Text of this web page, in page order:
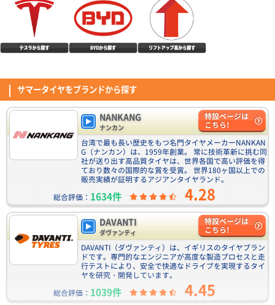
サマータイヤをブランドから探す
NANKANG
ナンカン
台湾で最も長い歴史をもつ名門タイヤメーカーNANKAN
G（ナンカン）は、1959年創業。 常に技術革新に挑む同
社が送り出す高品質タイヤは、世界各国で高い評価を得
ており数々の国際的な賞を受賞。 世界180ヶ国以上での
販売実績が証明するアジアンタイヤランド。
総合評価： 1634件 4.28
特設ページは
こちら!
DAVANTI
ダヴァンティ
DAVANTI（ダヴァンティ）は、イギリスのタイヤブラン
ドです。専門的なエンジニアが高度な製造プロセスと走
行テストにより、安全で快適なドライブを実現するタイ
ヤを研究・開発しています。
総合評価： 1039件 4.45
特設ページは
こちら!
DAVANTI ECOURA HP1 195/65R15 91H
4.40点(11件)
7,110円
NANKANG NA-1 195/65R15 91H
4.54点(74件)
6,590円
CEAT SecuraDrive 195/65R15 91V
4.52点(19件)
7,060円
CEAT EcoDrive 195/65R15 91H
4.53点 (83件)
MAXTREK MAXIMUS M2 205/60R16 92V
値段の割には、良いタイヤだと思います。 思った以上に静粛性は高いと思
います。 ウェット性能に関しては、5.0点としていますが、正直まだ大雨に
は当たっていない為分かりません笑
(4.36点)ぷくたんさん
以前はナンカンタイヤを使用していたが、値段高騰によりこのタイヤにしま
した。 約3年で4万キロ超走ってますが、まだまだスリップまでサインが出
るまではもう少し走れそうです。 残念なところは、2年でタイヤの接地面外
側辺りからヒビが入り出したことです。 昨今の真夏の高温に紫外線量なら
仕方ないのかなと… ちなみにタイヤ側面は紫外線ガードのスプレーを塗布
しているので全然大丈夫でした。
(5.00点)Tさん
ENVOY MOTIVA UHP 255/35R20 97Y XL
装着して100キロ程走行しました。静粛性、乗り心地、ハンドリング性能も
想像以上に良かったです。4本購入し今回はフロントに245/35r20、リアに
255/35r20を履かせました。またサイドウォール骨格も2プライで、かなり
コスパは高いように感じます。
(4.50点)ノボルくんさん
DUNLOP DIREZZA DZ102 205/45R17 84W
9月の値上げ前に交換しました、コストパフォーマンスがとても良く面白い
タイヤではないかと思います
(5.00点) ko0*******さん
ENVOY TORDERA H/T 225/60R18 104V XL
タイヤ交換して日は経ってませんが ドライ性能はいいと思います。 以前は
MICHELIN CROSSCLIMATE SUVを装着していましたが、あまり変わりなく
問題ないと思います。 ロードノイズに関しては若干気になるかなーとは思
いますが 概ね問題ありません。音楽をかけていれば気にならないかと。 耐
久性は分かりませんが、値段の安さを考えたら良い商品だと思います。
(4.42点)
hir*******さん
ENVOY MOTIVA UHP 255/35R19 96Y XL